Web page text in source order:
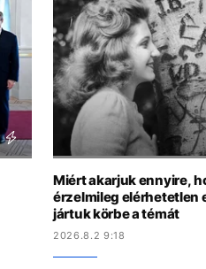
Miért akarjuk ennyire,
érzelmileg elérhetetlen
jártuk körbe a témát
2026.8.2 9:18